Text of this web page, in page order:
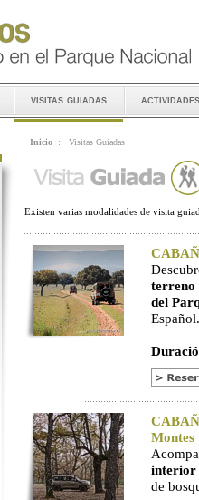
visitas guiadas actividades
Inicio :: Visitas Guiadas
Existen varias modalidades de visita
terreno
del
Español.
Montes
interior
de